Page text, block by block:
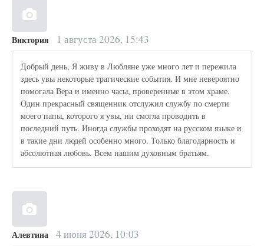
Виктория 1 августа 2026, 15:43
Добрый день, Я живу в Любляне уже много лет и пережила
здесь увы некоторые трагические события. И мне невероятно
помогала Вера и именно часы, проверенные в этом храме.
Один прекрасный священник отслужил службу по смерти
моего папы, которого я увы, ни смогла проводить в
последний путь. Иногда службы проходят на русском языке и
в такие дни людей особенно много. Только благодарность и
абсолютная любовь. Всем нашим духовным братьям.
Алевтина 4 июня 2026, 10:03